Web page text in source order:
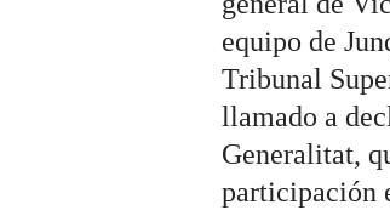
equipo de
Tribunal
llamado a
Generalitat,
participación